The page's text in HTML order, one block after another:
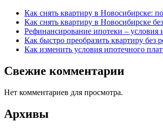
Как снять квартиру в Новосибирске:
Как снять квартиру в Новосибирске
Рефинансирование ипотеки – условия
Как быстро преобразить квартиру
Как изменить условия ипотечного
Свежие комментарии
Нет комментариев для просмотра.
Архивы